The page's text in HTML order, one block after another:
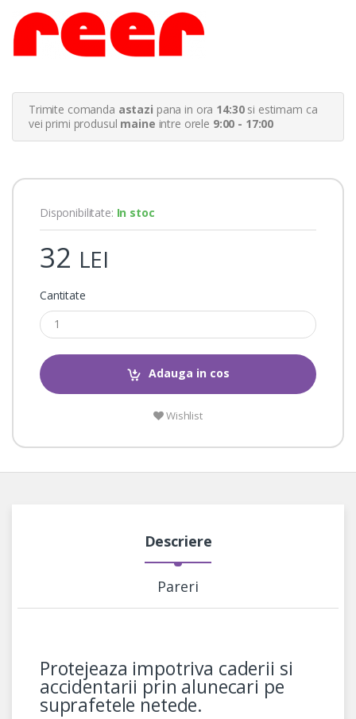
n
c
s
m
g
s
Trimite comanda astazi pana in ora 14:30si estimam ca
vei primi produsul maine intre orele 9:00 - 17:00
Disponibilitate: In stoc
32 LEI
Cantitate
Adauga in cos
Wishlist
Descriere
Pareri
Protejeaza impotriva caderii si
accidentarii prin alunecari pe
suprafetele netede.